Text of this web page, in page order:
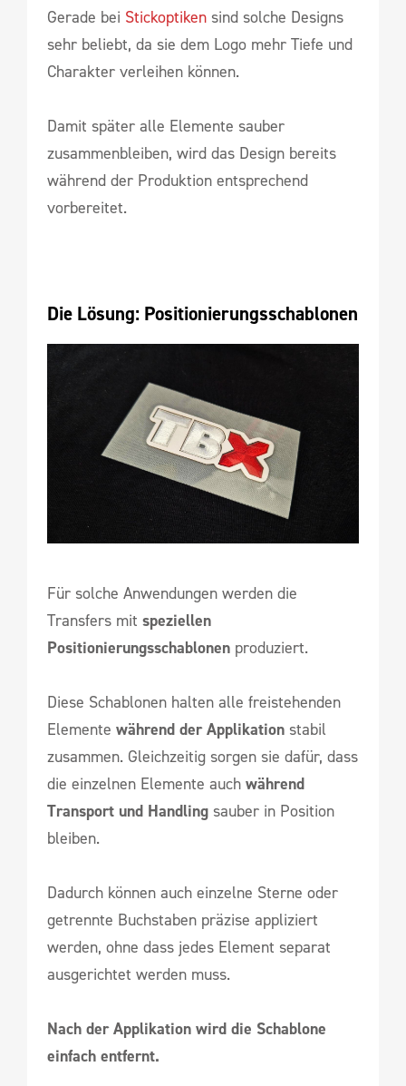
Gerade bei Stickoptiken sind solche Designs
sehr beliebt, da sie dem Logo mehr Tiefe und
Charakter verleihen können.
Damit später alle Elemente sauber
zusammenbleiben, wird das Design bereits
während der Produktion entsprechend
vorbereitet.
Die Lösung: Positionierungsschablonen
Für solche Anwendungen werden die
Transfers mit speziellen
Positionierungsschablonen produziert.
Diese Schablonen halten alle freistehenden
Elemente während der Applikation stabil
zusammen. Gleichzeitig sorgen sie dafür, dass
die einzelnen Elemente auch während
Transport und Handling sauber in Position
bleiben.
Dadurch können auch einzelne Sterne oder
getrennte Buchstaben präzise appliziert
werden, ohne dass jedes Element separat
ausgerichtet werden muss.
Nach der Applikation wird die Schablone
einfach entfernt.